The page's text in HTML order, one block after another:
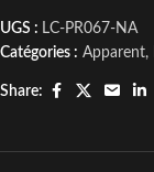
UGS : LC-PR067-NA
Catégories : Apparent,
Share: